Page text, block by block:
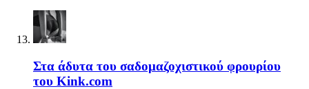
Στα άδυτα του σαδομαζοχιστικού φρουρίου
του Kink.com